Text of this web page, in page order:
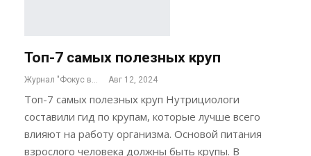
Топ-7 самых полезных круп
Журнал "Фокус внимания" Авг 12, 2024
Топ-7 самых полезных круп Нутрициологи
составили гид по крупам, которые лучше всего
влияют на работу организма. Основой питания
взрослого человека должны быть крупы. В